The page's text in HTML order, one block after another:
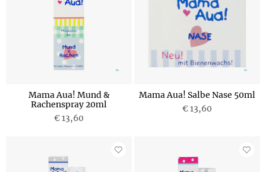
Mama Aua! Mund &
Rachenspray 20ml
€ 13,60
Mama Aua! Salbe Nase 50ml
€ 13,60